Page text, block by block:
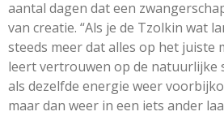
aantal dagen dat een
van creatie. “Als je de Tzolkin wat
steeds meer dat alles op het juiste
leert vertrouwen op de natuurlijke
als dezelfde energie weer
maar dan weer in een iets ander